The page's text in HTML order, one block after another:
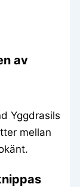
av
Yggdrasils
mellan